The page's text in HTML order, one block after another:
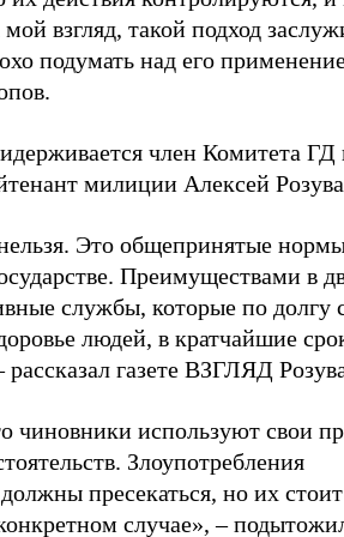
взгляд, такой подход
подумать над его
член Комитета ГД
милиции Алексей
Это общепринятые
Преимуществами в
службы, которые по долгу
людей, в кратчайшие
рассказал газете ВЗГЛЯД
чиновники используют свои
Злоупотребления
пресекаться, но их стоит
случае», –